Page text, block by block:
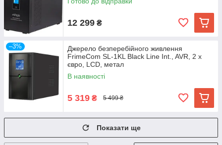
12 299 ₴
–3%
Джерело безперебійного живлення
FrimeCom SL-1KL Black Line Int., AVR, 2 x
євро, LCD, метал
В наявності
5 319 ₴ 5 499 ₴
Показати ще